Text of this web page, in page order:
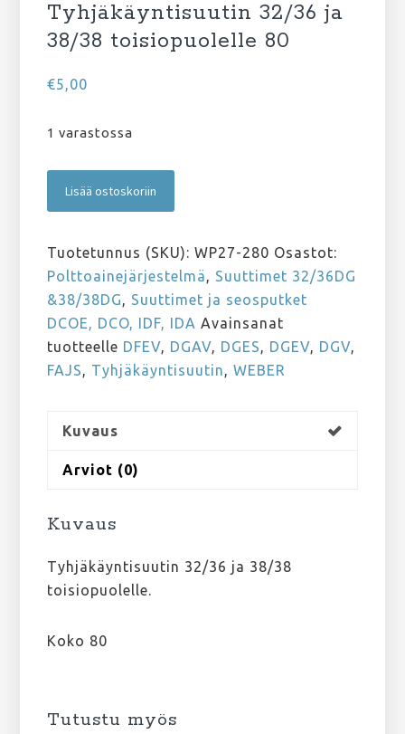
Tyhjäkäyntisuutin 32/36 ja
38/38 toisiopuolelle 80
€5,00
1 varastossa
38/38
toisiopuolelle
80
määrä
Lisää ostoskoriin
Tuotetunnus (SKU):WP27-280 Osastot:
Polttoainejärjestelmä, Suuttimet 32/36DG
&38/38DG, Suuttimet ja seosputket
DCOE, DCO, IDF, IDA Avainsanat
tuotteelle DFEV, DGAV, DGES, DGEV, DGV,
FAJS, Tyhjäkäyntisuutin,WEBER
Kuvaus
Arviot (0)
Kuvaus
Tyhjäkäyntisuutin 32/36 ja 38/38
toisiopuolelle.
Koko 80
Tutustu myös